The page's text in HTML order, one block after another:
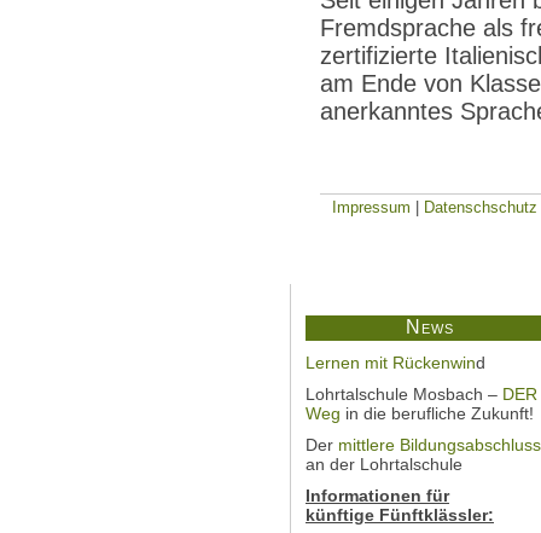
Fremdsprache als
zertifizierte
am Ende von
anerkanntes
Impressum Datenschschutz
News
Lernen mit Rückenwind
Lohrtalschule Mosbach – DER
Weg in die berufliche Zukunft!
Der mittlere Bildungsabschluss
an der Lohrtalschule
Informationen für
künftige Fünftklässler: